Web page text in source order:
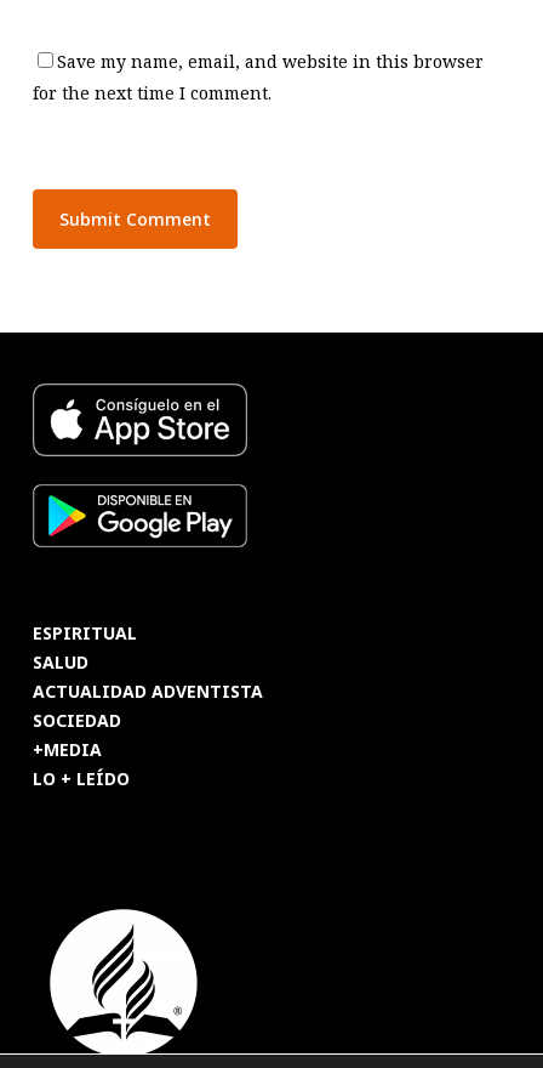
Save my name, email, and website in this browser
for the next time I comment.
ESPIRITUAL
SALUD
ACTUALIDAD ADVENTISTA
SOCIEDAD
+MEDIA
LO + LEÍDO